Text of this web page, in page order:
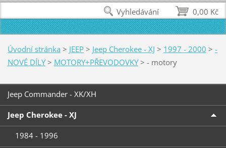
Úvodní stránka > JEEP > Jeep Cherokee - XJ > 1997 - 2000 > -
NOVÉ DÍLY > MOTORY+PŘEVODOVKY > - motory
Jeep Commander - XK/XH
Jeep Cherokee - XJ
1984 - 1996
0,00 Kč
Vyhledávání